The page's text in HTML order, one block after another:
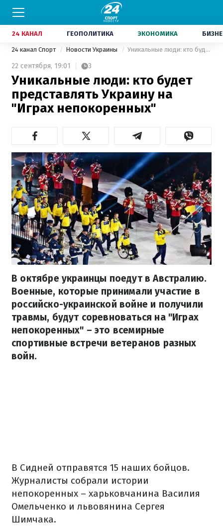
24 КАНАЛ ГЕОПОЛИТИКА ЭКОНОМИКА
24 канал Спорт Новости Украины Уникальные люди: кто будет представлять Украину на "Играх непокоренных"
22 сентября, 19:01 3
Уникальные люди: кто будет
представлять Украину на
"Играх непокоренных"
В октябре украинцы поедут в Австралию.
Военные, которые принимали участие в
российско-украинской войне и получили
травмы, будут соревноваться на "Играх
непокоренных" – это всемирные
спортивные встречи ветеранов разных
войн.
В Сидней отправятся 15 наших бойцов.
Журналисты собрали истории
непокоренных – харьковчанина Василия
Омельченко и львовянина Сергея
Шимчака.